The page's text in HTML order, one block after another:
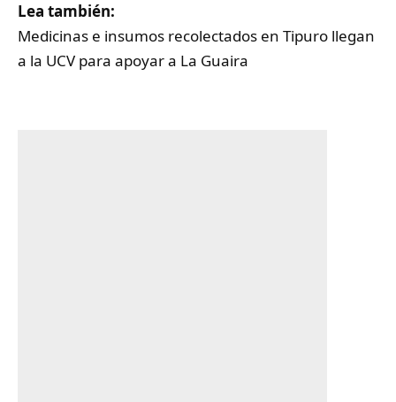
Lea también:
Medicinas e insumos recolectados en Tipuro llegan
a la UCV para apoyar a La Guaira